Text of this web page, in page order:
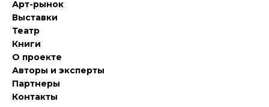
Арт-рынок
Выставки
Театр
Книги
О проекте
Авторы и эксперты
Партнеры
Контакты